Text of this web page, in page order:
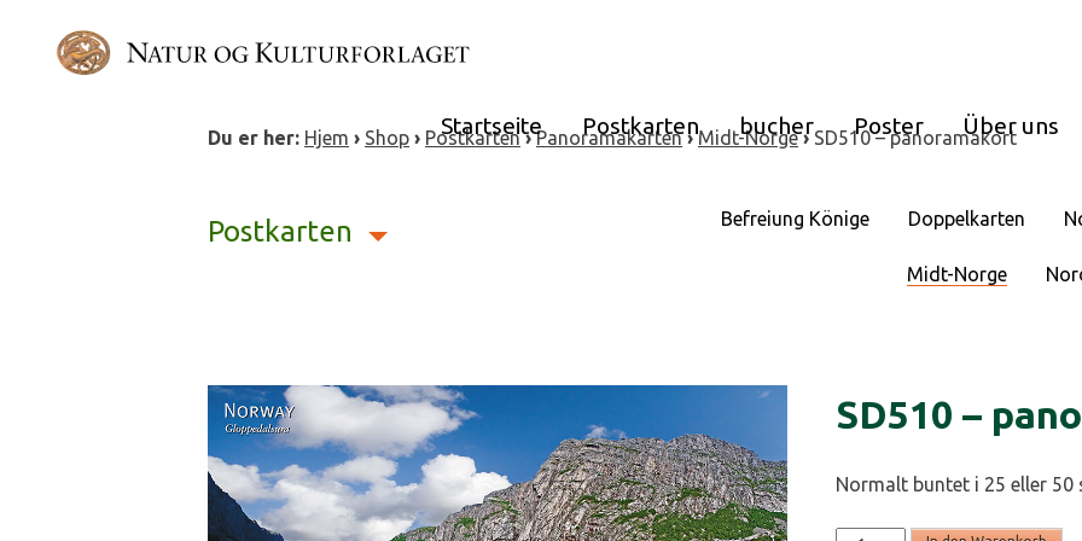
content
Startseite Postkarten bucher Poster Über uns
Du er her: Hjem › Shop › Postkarten›Panoramakarten›Midt-Norge› SD510 – panoramakort
Postkarten Befreiung Könige Doppelkarten
Midt-Norge
SD510 –
Normalt buntet i 25 eller 50